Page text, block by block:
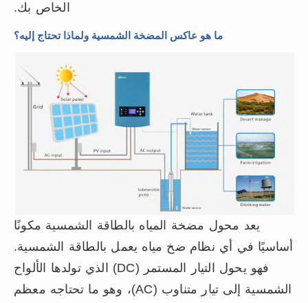
الخاص بك.
ما هو عاكس المضخة الشمسية ولماذا تحتاج إليه؟
يعد محول مضخة المياه بالطاقة الشمسية مكونًا
أساسيًا في أي نظام ضخ مياه يعمل بالطاقة الشمسية.
فهو يحول التيار المستمر (DC) الذي تولدها الألواح
الشمسية إلى تيار متناوب (AC)، وهو ما تحتاجه معظم